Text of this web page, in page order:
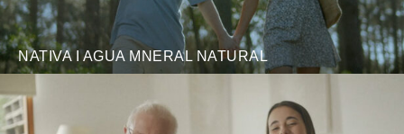
NATIVA I AGUA MNERAL NATURAL